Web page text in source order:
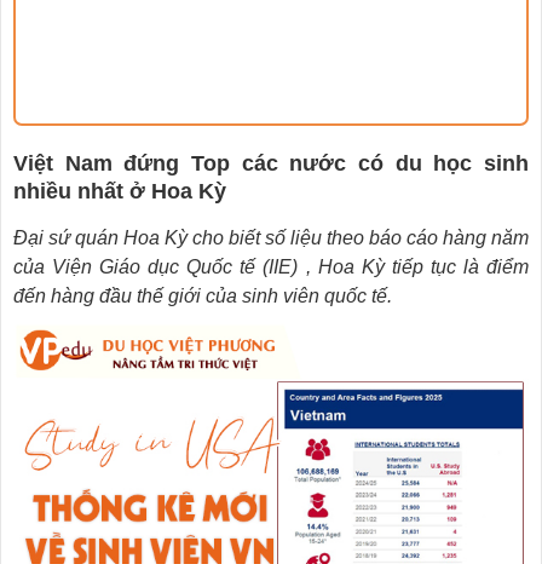
Việt Nam đứng Top các nước có du học sinh
nhiều nhất ở Hoa Kỳ
Đại sứ quán Hoa Kỳ cho biết số liệu theo báo cáo hàng năm
của Viện Giáo dục Quốc tế (IIE) , Hoa Kỳ tiếp tục là điểm
đến hàng đầu thế giới của sinh viên quốc tế.